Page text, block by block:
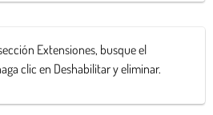
Extensiones, busque el
clic en Deshabilitar y eliminar.